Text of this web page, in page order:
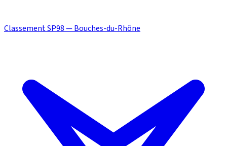
Classement SP98 — Bouches-du-Rhône